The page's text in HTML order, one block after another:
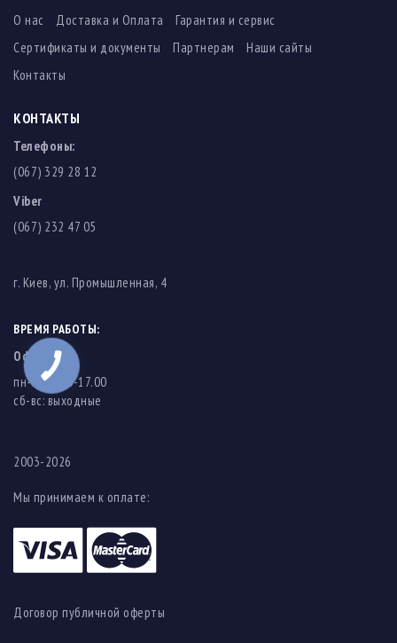
О нас Доставка и Оплата
Гарантия и сервис
Сертификаты и документы
Партнерам
Наши сайты
Контакты
КОНТАКТЫ
Телефоны:
(067) 329 28 12
Viber
(067) 232 47 05
г. Киев, ул. Промышленная, 4
ВРЕМЯ РАБОТЫ:
Офис
пн-пт: 8.00-17.00
cб-вс: выходные
2003-2026
Мы принимаем к оплате:
Договор публичной оферты